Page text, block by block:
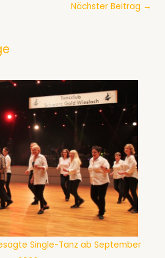
Nächster Beitrag →
Single-Tanz ab September